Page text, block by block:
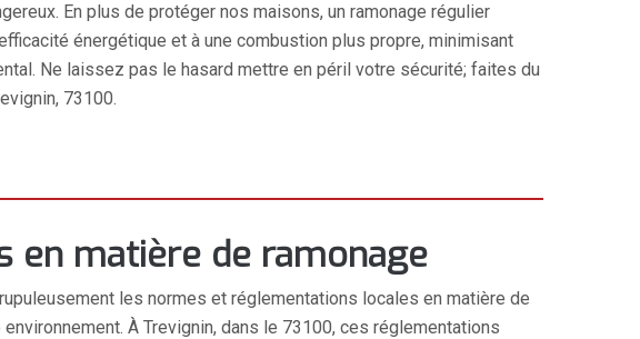
En plus de protéger nos maisons, un ramonage régulier
énergétique et à une combustion plus propre, minimisant
Ne laissez pas le hasard mettre en péril votre sécurité; faites du
73100.
en matière de ramonage
les normes et réglementations locales en matière de
À Trevignin, dans le 73100, ces réglementations